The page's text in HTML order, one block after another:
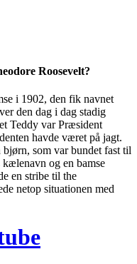
Roosevelt?
i 1902, den fik navnet
den dag i dag stadig
Teddy var Præsident
havde været på jagt.
som var bundet fast til
og en bamse
en stribe til the
netop situationen med